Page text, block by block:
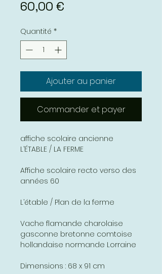
60,00 €
Quantité *
Ajouter au panier
Commander et payer
affiche scolaire ancienne
L’ÉTABLE / LA FERME
Affiche scolaire recto verso des
années 60
L’étable / Plan de la ferme
Vache flamande charolaise
gasconne bretonne comtoise
hollandaise normande Lorraine
Dimensions : 68 x 91 cm